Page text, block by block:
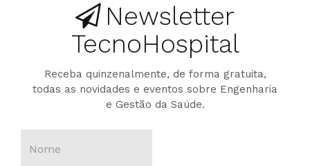
Newsletter
TecnoHospital
Receba quinzenalmente, de forma gratuita,
todas as novidades e eventos sobre Engenharia
e Gestão da Saúde.